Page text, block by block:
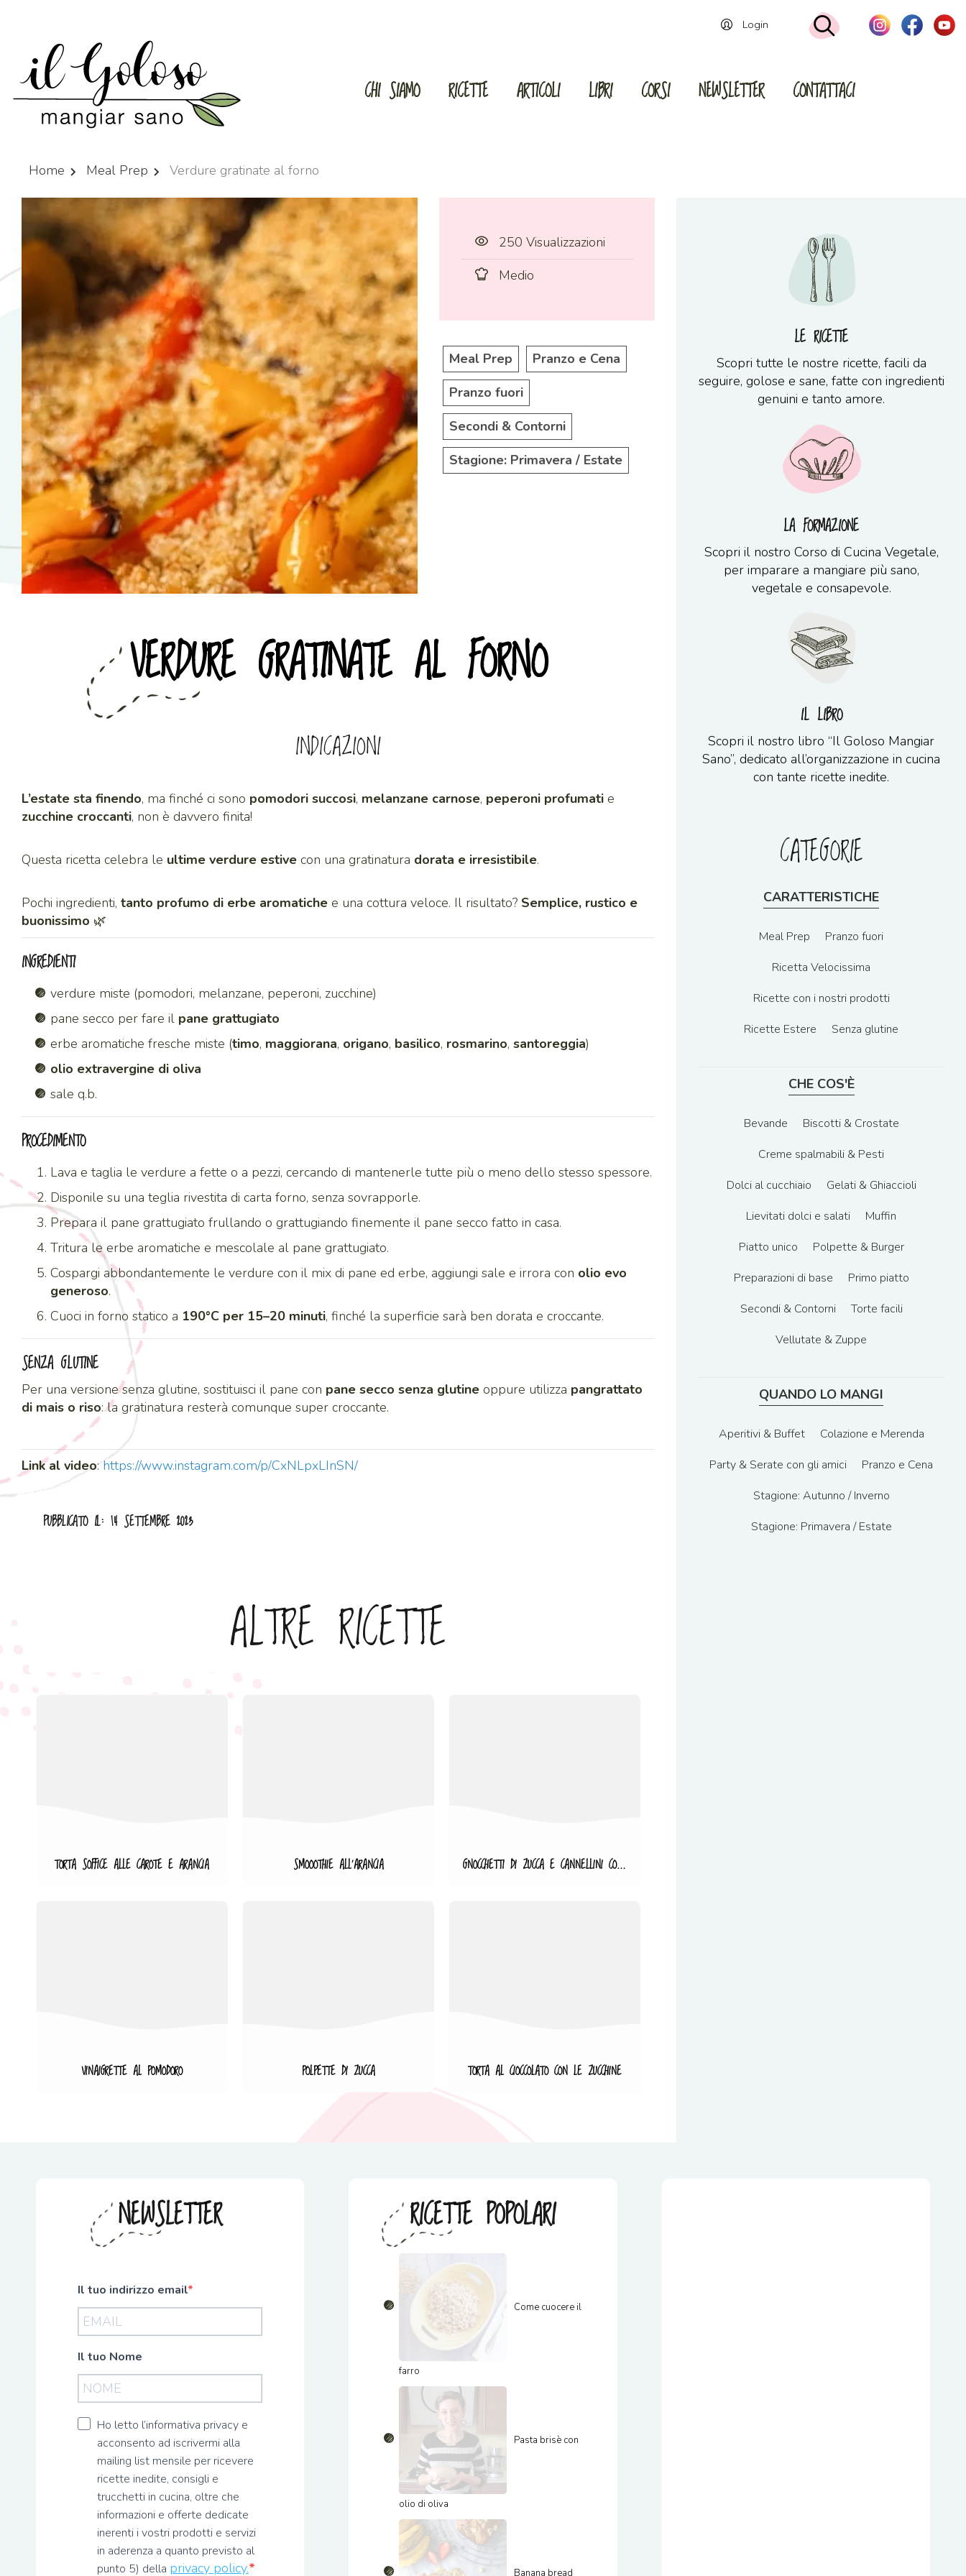
Login
CHI SIAMO RICETTE ARTICOLI LIBRI CORSI NEWSLETTER CONTATTACI
Home Meal Prep Verdure gratinate al forno
VERDURE GRATINATE AL FORNO
250 Visualizzazioni
Medio
Meal Prep
Pranzo e Cena
Pranzo fuori
Secondi & Contorni
Stagione: Primavera / Estate
INDICAZIONI
L’estate sta finendo, ma finché ci sono pomodori succosi, melanzane carnose, peperoni profumati e
zucchine croccanti, non è davvero finita!
Questa ricetta celebra le ultime verdure estive con una gratinatura dorata e irresistibile.
Pochi ingredienti, tanto profumo di erbe aromatiche e una cottura veloce. Il risultato? Semplice, rustico e
buonissimo 🌿
INGREDIENTI
verdure miste (pomodori, melanzane, peperoni, zucchine)
pane secco per fare il pane grattugiato
erbe aromatiche fresche miste (timo, maggiorana, origano, basilico, rosmarino, santoreggia)
olio extravergine di oliva
sale q.b.
PROCEDIMENTO
Lava e taglia le verdure a fette o a pezzi, cercando di mantenerle tutte più o meno dello stesso spessore.
Disponile su una teglia rivestita di carta forno, senza sovrapporle.
Prepara il pane grattugiato frullando o grattugiando finemente il pane secco fatto in casa.
Tritura le erbe aromatiche e mescolale al pane grattugiato.
Cospargi abbondantemente le verdure con il mix di pane ed erbe, aggiungi sale e irrora con olio evo
generoso.
Cuoci in forno statico a 190°C per 15–20 minuti, finché la superficie sarà ben dorata e croccante.
SENZA GLUTINE
Per una versione senza glutine, sostituisci il pane con pane secco senza glutine oppure utilizza pangrattato
di mais o riso: la gratinatura resterà comunque super croccante.
Link al video: https://www.instagram.com/p/CxNLpxLInSN/
PUBBLICATO IL: 14 SETTEMBRE 2023
ALTRE RICETTE
TORTA SOFFICE ALLE CAROTE E ARANCIA SMOOOTHIE ALL’ARANCIA GNOCCHETTI DI ZUCCA E CANNELLINI CON FUNGHI E SALVIA
VINAIGRETTE AL POMODORO POLPETTE DI ZUCCA TORTA AL CIOCCOLATO CON LE ZUCCHINE
LE RICETTE
Scopri tutte le nostre ricette, facili da
seguire, golose e sane, fatte con ingredienti
genuini e tanto amore.
LA FORMAZIONE
Scopri il nostro Corso di Cucina Vegetale,
per imparare a mangiare più sano,
vegetale e consapevole.
IL LIBRO
Scopri il nostro libro “Il Goloso Mangiar
Sano”, dedicato all’organizzazione in cucina
con tante ricette inedite.
CATEGORIE
CARATTERISTICHE
Meal Prep
Pranzo fuori
Ricetta Velocissima
Ricette con i nostri prodotti
Ricette Estere
Senza glutine
CHE COS'È
Bevande
Biscotti & Crostate
Creme spalmabili & Pesti
Dolci al cucchiaio
Gelati & Ghiaccioli
Lievitati dolci e salati
Muffin
Piatto unico
Polpette & Burger
Preparazioni di base
Primo piatto
Secondi & Contorni
Torte facili
Vellutate & Zuppe
QUANDO LO MANGI
Aperitivi & Buffet
Colazione e Merenda
Party & Serate con gli amici
Pranzo e Cena
Stagione: Autunno / Inverno
Stagione: Primavera / Estate
NEWSLETTER
Il tuo indirizzo email
Il tuo Nome
Ho letto l’informativa privacy e
acconsento ad iscrivermi alla
mailing list mensile per ricevere
ricette inedite, consigli e
trucchetti in cucina, oltre che
informazioni e offerte dedicate
inerenti i vostri prodotti e servizi
in aderenza a quanto previsto al
punto 5) della privacy policy.
RICETTE POPOLARI
Come cuocere il
farro
Pasta brisè con
olio di oliva
Banana bread